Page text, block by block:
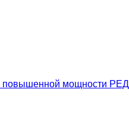
повышенной мощности